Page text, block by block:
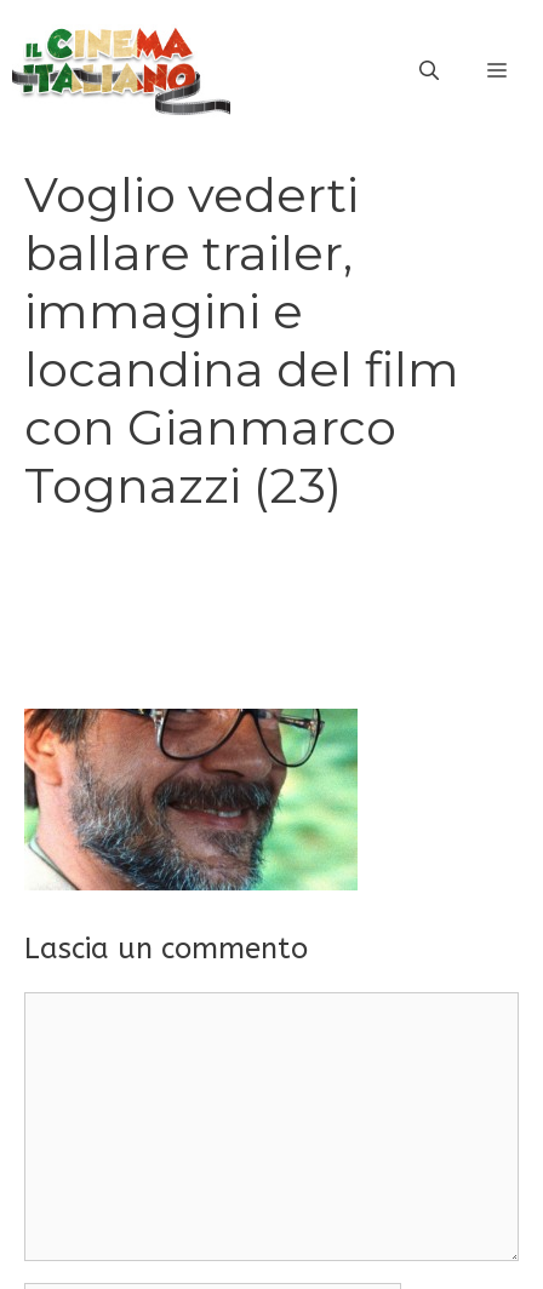
contenuto
Voglio vederti
ballare trailer,
immagini e
locandina del film
con Gianmarco
Tognazzi (23)
Lascia un commento